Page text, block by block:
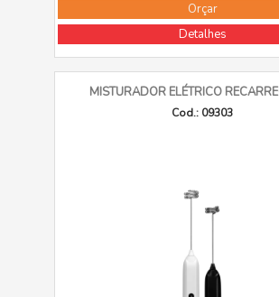
Orçar
Detalhes
MISTURADOR ELÉTRICO
Cod.: 09303